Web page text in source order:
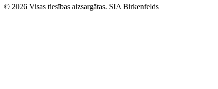
© 2026 Visas tiesības aizsargātas. SIA Birkenfelds